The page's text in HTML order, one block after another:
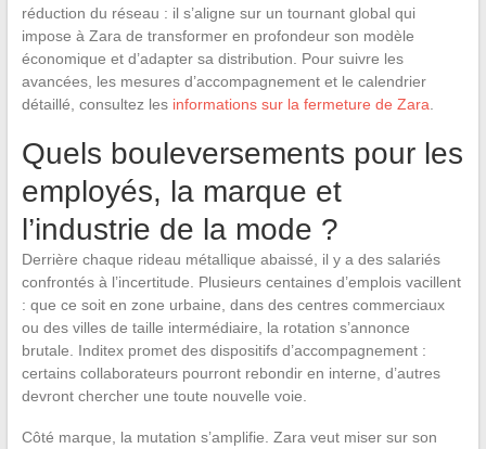
réduction du réseau : il s’aligne sur un tournant global qui
impose à Zara de transformer en profondeur son modèle
économique et d’adapter sa distribution. Pour suivre les
avancées, les mesures d’accompagnement et le calendrier
détaillé, consultez les informations sur la fermeture de Zara
Quels bouleversements pour les
employés, la marque et
l’industrie de la mode ?
Derrière chaque rideau métallique abaissé, il y a des salariés
confrontés à l’incertitude. Plusieurs centaines d’emplois vacillent
: que ce soit en zone urbaine, dans des centres commerciaux
ou des villes de taille intermédiaire, la rotation s’annonce
brutale. Inditex promet des dispositifs d’accompagnement :
certains collaborateurs pourront rebondir en interne, d’autres
devront chercher une toute nouvelle voie.
Côté marque, la mutation s’amplifie. Zara veut miser sur son